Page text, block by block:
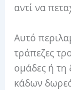
αντί να
Αυτό
τράπεζες
ομάδες ή τη
κάδων